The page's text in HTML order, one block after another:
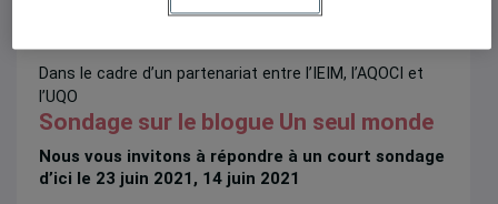
Dans le cadre d’un partenariat entre l’IEIM, l’AQOCI et
l’UQO
Sondage sur le blogue Un seul monde
Nous vous invitons à répondre à un court sondage
d’ici le 23 juin 2021, 14 juin 2021